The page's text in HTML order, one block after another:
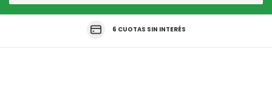
6 CUOTAS SIN INTERÉS